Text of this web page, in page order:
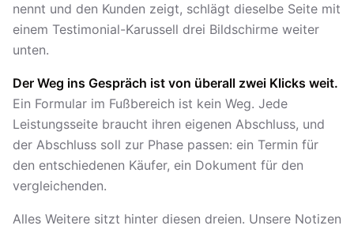
nennt und den Kunden zeigt, schlägt dieselbe Seite mit
einem Testimonial-Karussell drei Bildschirme weiter
unten.
Der Weg ins Gespräch ist von überall zwei Klicks weit.
Ein Formular im Fußbereich ist kein Weg. Jede
Leistungsseite braucht ihren eigenen Abschluss, und
der Abschluss soll zur Phase passen: ein Termin für
den entschiedenen Käufer, ein Dokument für den
vergleichenden.
Alles Weitere sitzt hinter diesen dreien. Unsere Notizen